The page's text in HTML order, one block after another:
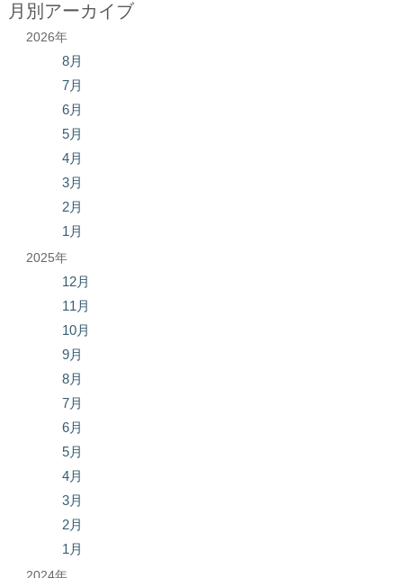
月別アーカイブ
2026年
8月
7月
6月
5月
4月
3月
2月
1月
2025年
12月
11月
10月
9月
8月
7月
6月
5月
4月
3月
2月
1月